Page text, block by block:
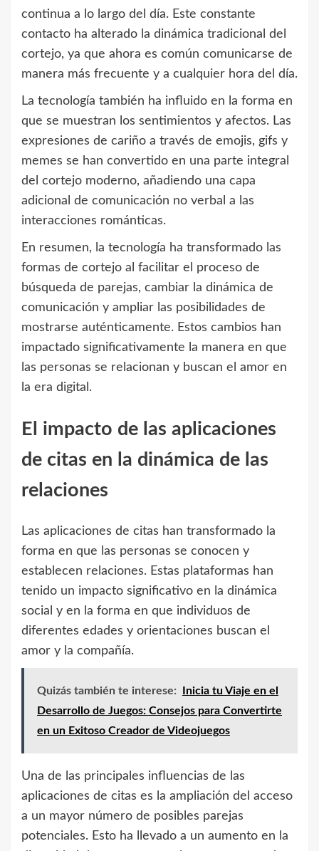
continua a lo largo del día. Este constante
contacto ha alterado la dinámica tradicional del
cortejo, ya que ahora es común comunicarse de
manera más frecuente y a cualquier hora del día.
La tecnología también ha influido en la forma en
que se muestran los sentimientos y afectos. Las
expresiones de cariño a través de emojis, gifs y
memes se han convertido en una parte integral
del cortejo moderno, añadiendo una capa
adicional de comunicación no verbal a las
interacciones románticas.
En resumen, la tecnología ha transformado las
formas de cortejo al facilitar el proceso de
búsqueda de parejas, cambiar la dinámica de
comunicación y ampliar las posibilidades de
mostrarse auténticamente. Estos cambios han
impactado significativamente la manera en que
las personas se relacionan y buscan el amor en
la era digital.
El impacto de las aplicaciones
de citas en la dinámica de las
relaciones
Las aplicaciones de citas han transformado la
forma en que las personas se conocen y
establecen relaciones. Estas plataformas han
tenido un impacto significativo en la dinámica
social y en la forma en que individuos de
diferentes edades y orientaciones buscan el
amor y la compañía.
Quizás también te interese:
Inicia tu Viaje en el
Desarrollo de Juegos: Consejos para Convertirte
en un Exitoso Creador de Videojuegos
Una de las principales influencias de las
aplicaciones de citas es la ampliación del acceso
a un mayor número de posibles parejas
potenciales. Esto ha llevado a un aumento en la